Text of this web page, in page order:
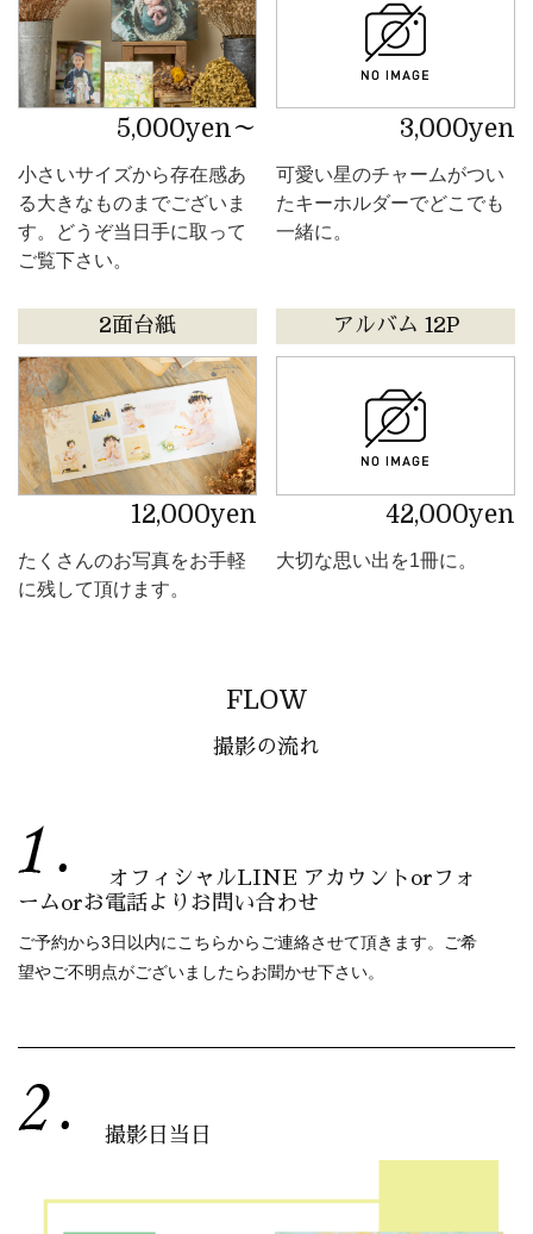
5,000yen～
小さいサイズから存在感あ
る大きなものまでございま
す。どうぞ当日手に取って
ご覧下さい。
3,000yen
可愛い星のチャームがつい
たキーホルダーでどこでも
一緒に。
2面台紙
12,000yen
たくさんのお写真をお手軽
に残して頂けます。
アルバム 12P
42,000yen
大切な思い出を1冊に。
FLOW
撮影の流れ
オフィシャルLINE アカウントorフォ
ームorお電話よりお問い合わせ
ご予約から3日以内にこちらからご連絡させて頂きます。ご希
望やご不明点がございましたらお聞かせ下さい。
撮影日当日